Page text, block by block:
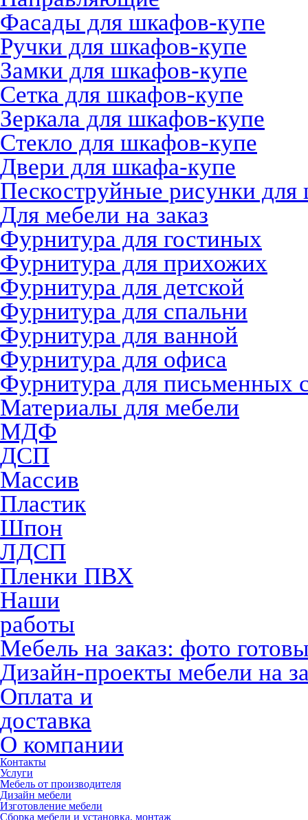
Фасады для шкафов-купе
Ручки для шкафов-купе
Замки для шкафов-купе
Сетка для шкафов-купе
Зеркала для шкафов-купе
Стекло для шкафов-купе
Двери для шкафа-купе
Пескоструйные рисунки
Для мебели на заказ
Фурнитура для гостиных
Фурнитура для прихожих
Фурнитура для детской
Фурнитура для спальни
Фурнитура для ванной
Фурнитура для офиса
Фурнитура для письменных
Материалы для мебели
МДФ
ДСП
Массив
Пластик
Шпон
ЛДСП
Пленки ПВХ
Наши
работы
Мебель на заказ: фото
Дизайн-проекты мебели на
Оплата и
доставка
О компании
Контакты
Услуги
Мебель от производителя
Дизайн мебели
Изготовление мебели
Сборка мебели и установка, монтаж